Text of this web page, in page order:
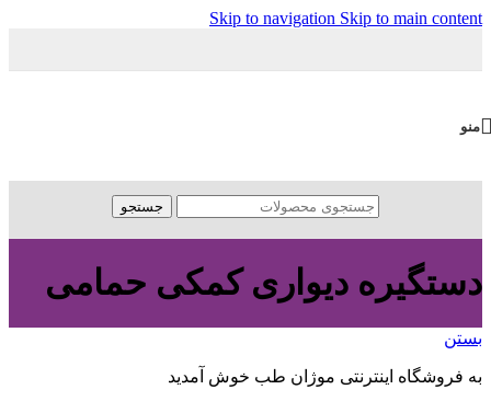
Skip to navigation Skip to main content
منو
جستجو
دستگیره دیواری کمکی حمامی
بستن
به فروشگاه اینترنتی موژان طب خوش آمدید